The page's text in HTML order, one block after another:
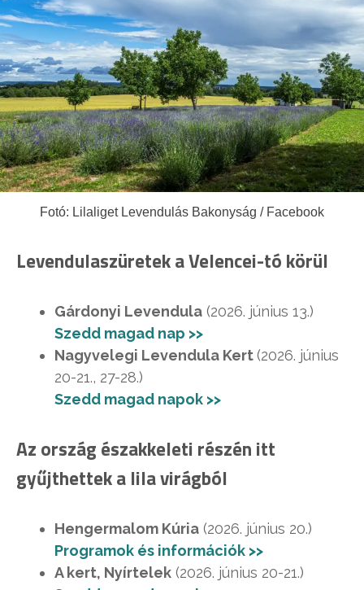
Fotó: Lilaliget Levendulás Bakonyság / Facebook
Levendulaszüretek a Velencei-tó körül
Gárdonyi Levendula (2026. június 13.)
Szedd magad nap >>
Nagyvelegi Levendula Kert(2026. június
20-21., 27-28.)
Szedd magad napok >>
Az ország északkeleti részén itt
gyűjthettek a lila virágból
Hengermalom Kúria (2026. június 20.)
Programok és információk >>
A kert, Nyírtelek (2026. június 20-21.)